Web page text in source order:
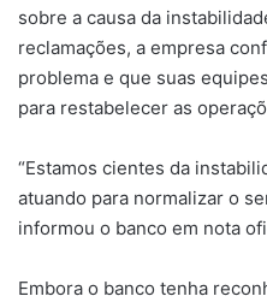
sobre a causa da
reclamações, a empresa
problema e que suas
para restabelecer as
“Estamos cientes da
atuando para normalizar o
informou o banco em nota
Embora o banco tenha